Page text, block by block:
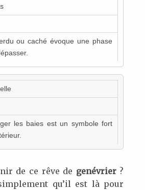
ou caché évoque une phase
les baies est un symbole fort
de ce rêve de genévrier?
qu’il est là pour